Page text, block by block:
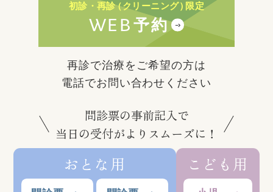
初診・再診（クリーニング）限定
WEB 予約
再診で治療をご希望の方は
電話でお問い合わせください
問診票の事前記入で
当日の受付がよりスムーズに！
おとな用 こども用